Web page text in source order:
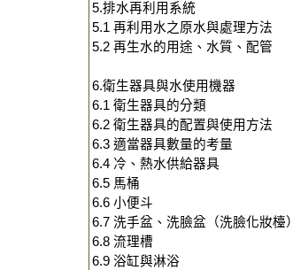
5.排水再利用系統
5.1 再利用水之原水與處理方法
5.2 再生水的用途、水質、配管
6.衛生器具與水使用機器
6.1 衛生器具的分類
6.2 衛生器具的配置與使用方法
6.3 適當器具數量的考量
6.4 冷、熱水供給器具
6.5 馬桶
6.6 小便斗
6.7 洗手盆、洗臉盆（洗臉化妝檯）
6.8 流理槽
6.9 浴缸與淋浴